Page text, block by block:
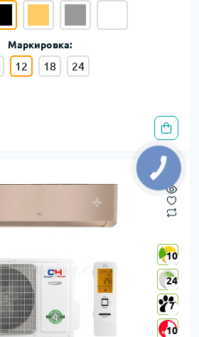
Маркировка:
12 18 24
10
24
7
10
10
24
7
10